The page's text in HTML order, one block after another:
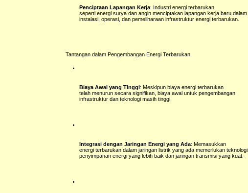
Penciptaan Lapangan Kerja: Industri energi terbarukan
seperti energi surya dan angin menciptakan lapangan kerja baru dalam
instalasi, operasi, dan pemeliharaan infrastruktur energi terbarukan.
Tantangan dalam Pengembangan Energi Terbarukan
Biaya Awal yang Tinggi: Meskipun biaya energi terbarukan
telah menurun secara signifikan, biaya awal untuk pengembangan
infrastruktur dan teknologi masih tinggi.
Integrasi dengan Jaringan Energi yang Ada: Memasukkan
energi terbarukan dalam jaringan listrik yang ada memerlukan teknologi
penyimpanan energi yang lebih baik dan jaringan transmisi yang kuat.